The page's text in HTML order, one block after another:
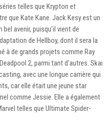
telles que Krypton et
que Kate Kane. Jack Kesy est un
avenir, puisqu’il vient de
de Hellboy, dont il sera la
à de grands projets comme Ray
2, parmi tant d’autres. Skai
avec une longue carrière qui
car elle était une jeune star
comme Jessie. Elle a également
telles que Ultimate Spider-